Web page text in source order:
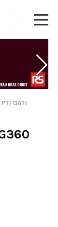
DATI